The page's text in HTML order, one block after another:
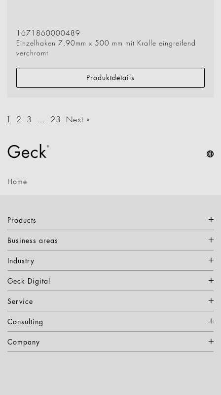
1671860000489
Einzelhaken 7,90mm x 500 mm mit Kralle eingreifend
verchromt
Produktdetails
1 2 3 … 23 Next »
Home
Products
Business areas
Industry
Geck Digital
Service
Consulting
Company